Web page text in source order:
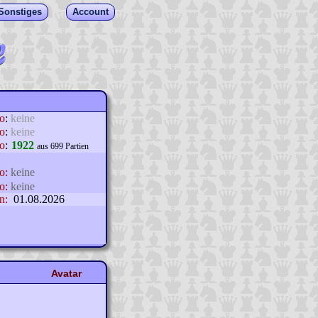
Account
: keine
: keine
: 1922 aus 699 Partien
keine
keine
01.08.2026
Avatar